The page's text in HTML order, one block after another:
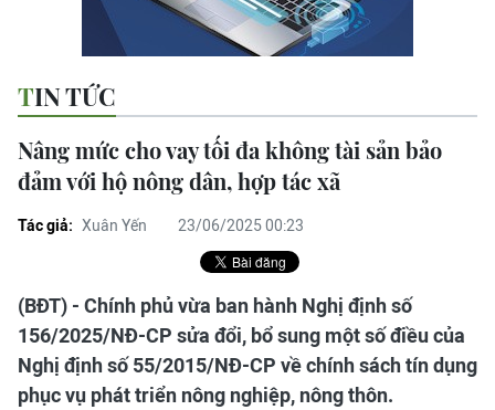
TIN TỨC
Nâng mức cho vay tối đa không tài sản bảo
đảm với hộ nông dân, hợp tác xã
Tác giả: Xuân Yến 23/06/2025 00:23
(BĐT) - Chính phủ vừa ban hành Nghị định số
156/2025/NĐ-CP sửa đổi, bổ sung một số điều của
Nghị định số 55/2015/NĐ-CP về chính sách tín dụng
phục vụ phát triển nông nghiệp, nông thôn.